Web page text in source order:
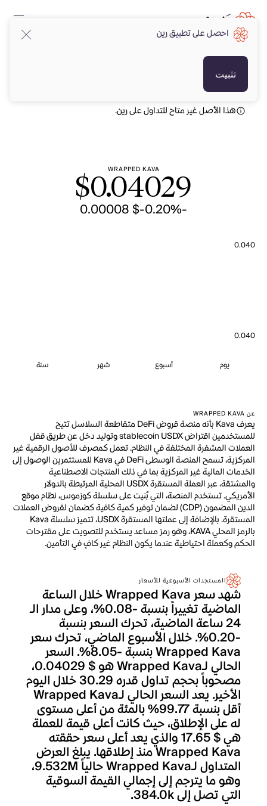
هذا الأصل غير متاح للتداول على رين.
WRAPPED KAVA
$0.04029
-0.20%
-$ 0.00008
0.040
0.040
يوم أسبوع شهر سنة
عن WRAPPED KAVA
يعرف Kava بأنه منصة قروض DeFi متقاطعة السلاسل تتيح
للمستخدمين اقتراض stablecoin USDX وتوليد دخل عن طريق قفل
العملات المشفرة المختلفة في النظام. تعمل كمصرف للأصول الرقمية غير
المركزية، تسمح المنصة الوسطى DeFi في Kava للمستثمرين الوصول إلى
الخدمات المالية غير المركزية بما في ذلك المنتجات الاصطناعية
والمشتقة، عبر العملة المستقرة USDX المحلية المرتبطة بالدولار
الأمريكي. تستخدم المنصة، التي بُنيت على سلسلة كوزموس، نظام موقع
الدين المضمون (CDP) لضمان توفير كمية كافية كضمان لقروض العملات
المستقرة. بالإضافة إلى عملتها المستقرة USDX، تتميز سلسلة Kava
بالرمز المحلي KAVA، وهو رمز مساعد يستخدم للتصويت على مقترحات
الحكم وكعملة احتياطية عندما يكون النظام غير كافٍ في التأمين.
المستجدات الأسبوعية للأسعار
شهد سعر Wrapped Kava خلال الساعة
الماضية تغييراً بنسبة -0.08%، وعلى مدار الـ
24 ساعة الماضية، تحرك السعر بنسبة
-0.20%. خلال الأسبوع الماضي، تحرك سعر
Wrapped Kava بنسبة -8.05%. السعر
الحالي لـWrapped Kava هو $ 0.04029،
مصحوباً بحجم تداول قدره 30.29 خلال اليوم
الأخير. يعد السعر الحالي لـWrapped Kava
أقل بنسبة 99.77% بالمئة من أعلى مستوى
له على الإطلاق، حيث كانت أعلى قيمة للعملة
هي $ 17.65 والذي يعد أعلى سعر حققته
Wrapped Kava منذ إطلاقها. يبلغ العرض
المتداول لـWrapped Kava حالياً 9.532M،
وهو ما يترجم إلى إجمالي القيمة السوقية
التي تصل إلى 384.0k.
احصل على تطبيق رين
تثبيت